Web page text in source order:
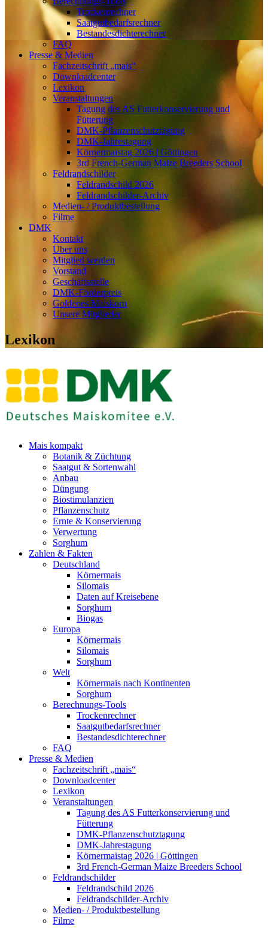
Trockenrechner
Saatgutbedarfsrechner
Bestandesdichterechner
FAQ
Presse & Medien
Fachzeitschrift „mais“
Downloadcenter
Lexikon
Veranstaltungen
Tagung des AS Futterkonservierung und
Fütterung
DMK-Pflanzenschutztagung
DMK-Jahrestagung
Körnermaistag 2026 | Göttingen
3rd French-German Maize Breeders School
Feldrandschilder
Feldrandschild 2026
Feldrandschilder-Archiv
Medien- / Produktbestellung
Filme
DMK
Kontakt
Über uns
Mitglied werden
Vorstand
Geschäftsstelle
DMK-Förderpreis
Goldenes Maiskorn
Unsere Mitglieder
Lexikon
Mais kompakt
Botanik & Züchtung
Saatgut & Sortenwahl
Anbau
Düngung
Biostimulanzien
Pflanzenschutz
Ernte & Konservierung
Verwertung
Sorghum
Zahlen & Fakten
Deutschland
Körnermais
Silomais
Daten auf Kreisebene
Sorghum
Biogas
Europa
Körnermais
Silomais
Sorghum
Welt
Körnermais nach Kontinenten
Sorghum
Berechnungs-Tools
Trockenrechner
Saatgutbedarfsrechner
Bestandesdichterechner
FAQ
Presse & Medien
Fachzeitschrift „mais“
Downloadcenter
Lexikon
Veranstaltungen
Tagung des AS Futterkonservierung und
Fütterung
DMK-Pflanzenschutztagung
DMK-Jahrestagung
Körnermaistag 2026 | Göttingen
3rd French-German Maize Breeders School
Feldrandschilder
Feldrandschild 2026
Feldrandschilder-Archiv
Medien- / Produktbestellung
Filme